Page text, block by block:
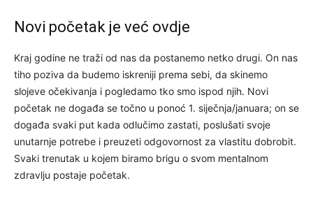
Novi početak je već ovdje
Kraj godine ne traži od nas da postanemo netko drugi. On nas
tiho poziva da budemo iskreniji prema sebi, da skinemo
slojeve očekivanja i pogledamo tko smo ispod njih. Novi
početak ne događa se točno u ponoć 1. siječnja/januara; on se
događa svaki put kada odlučimo zastati, poslušati svoje
unutarnje potrebe i preuzeti odgovornost za vlastitu dobrobit.
Svaki trenutak u kojem biramo brigu o svom mentalnom
zdravlju postaje početak.